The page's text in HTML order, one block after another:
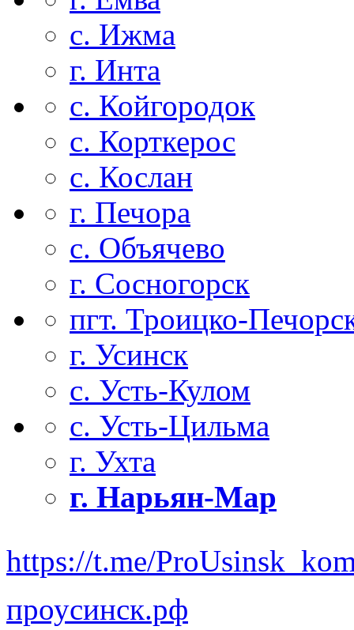
с. Ижма
г. Инта
с. Койгородок
с. Корткерос
с. Кослан
г. Печора
с. Объячево
г. Сосногорск
пгт. Троицко-
г. Усинск
с. Усть-Кулом
с. Усть-Цильма
г. Ухта
г. Нарьян-Мар
https://t.me/
проусинск.рф